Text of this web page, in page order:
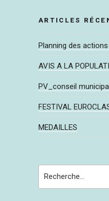
ARTICLES
Planning des
AVIS A LA
PV_conseil
FESTIVAL
MEDAILLES